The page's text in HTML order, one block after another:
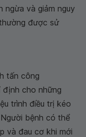
ngừa và giảm nguy
được sử
tấn công
cho những
trình điều trị kéo
bệnh có thể
và đau cơ khi mới